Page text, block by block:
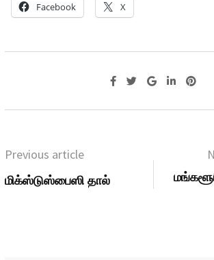
Facebook X
Previous article
மிக்ஸ்டுஸ்பைஸி தால்